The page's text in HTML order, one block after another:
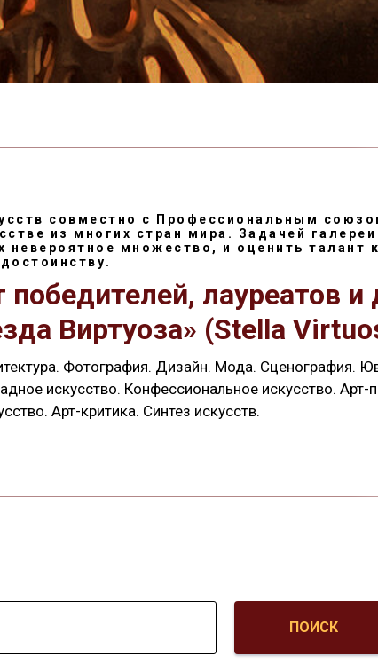
совместно с Профессиональным
из многих стран мира. Задачей
невероятное множество, и оценить талант
достоинству.
победителей, лауреатов
Виртуоза» (Stella
Фотография. Дизайн. Мода. Сценография.
искусство. Конфессиональное искусство. Арт-
Арт-критика. Синтез искусств.
ПОИСК